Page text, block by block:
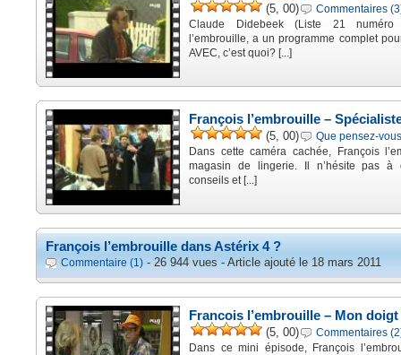
(5, 00)
Commentaires
Claude Didebeek (Liste 21
l’embrouille, a un programme complet
AVEC, c’est quoi? [...]
François l’embrouille –
(5, 00)
Que pensez-
Dans cette caméra cachée, François
magasin de lingerie. Il n’hésite pas à
conseils et [...]
François l’embrouille dans Astérix 4 ?
Commentaire (1) - 26 944 vues - Article ajouté le 18 mars 2011
Francois l’embrouille – Mon doigt
(5, 00)
Commentaires
Dans ce mini épisode, François